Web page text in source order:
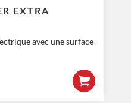
EXTRA
avec une surface